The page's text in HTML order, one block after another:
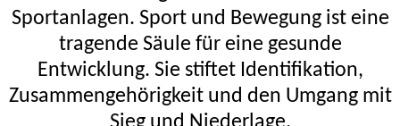
Sportanlagen. Sport und Bewegung ist eine
tragende Säule für eine gesunde
Entwicklung. Sie stiftet Identifikation,
Zusammengehörigkeit und den Umgang mit